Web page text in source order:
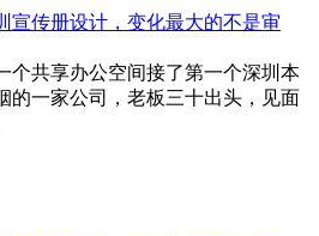
宣传册设计，变化最大的不是审
个共享办公空间接了第一个深圳本
的一家公司，老板三十出头，见面